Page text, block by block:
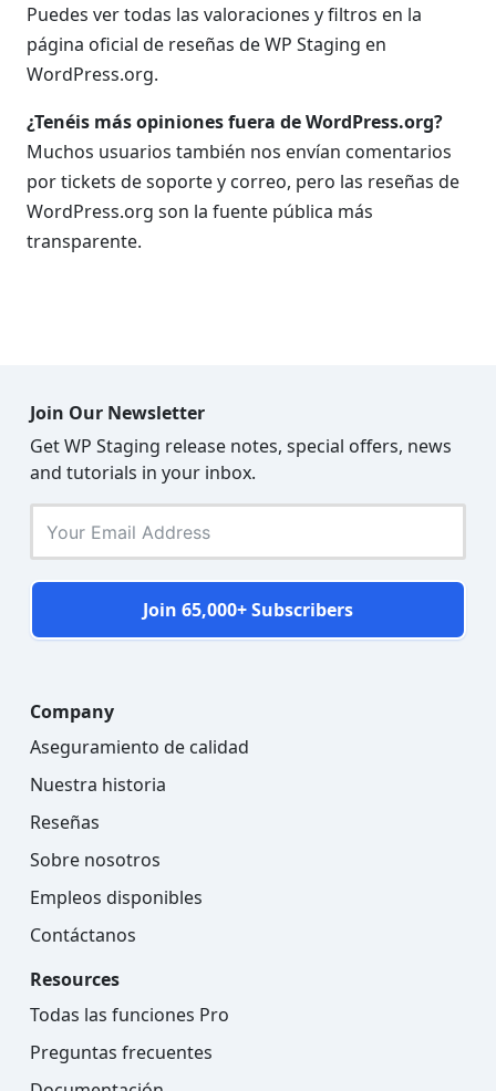
Puedes ver todas las valoraciones y filtros en la
página oficial de reseñas de WP Staging en
WordPress.org.
¿Tenéis más opiniones fuera de WordPress.org?
Muchos usuarios también nos envían comentarios
por tickets de soporte y correo, pero las reseñas de
WordPress.org son la fuente pública más
transparente.
Join Our Newsletter
Get WP Staging release notes, special offers, news
and tutorials in your inbox.
Join 65,000+ Subscribers
Company
Aseguramiento de calidad
Nuestra historia
Reseñas
Sobre nosotros
Empleos disponibles
Contáctanos
Resources
Todas las funciones Pro
Preguntas frecuentes